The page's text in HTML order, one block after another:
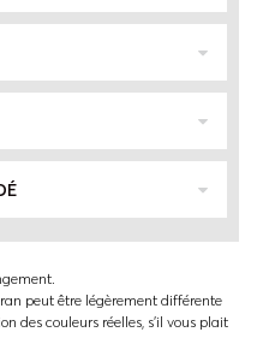
peut être légèrement différente
des couleurs réelles, s'il vous plait